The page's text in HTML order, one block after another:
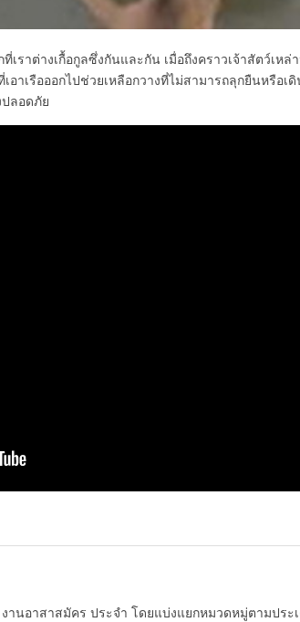
เราต่างเกื้อกูลซึ่งกันและกัน เมื่อถึงคราวเจ้าสัตว์เห
อาเรือออกไปช่วยเหลือกวางที่ไม่สามารถลุกยืนหรือเ
ลอดภัย
านอาสาสมัคร ประจำ โดยแบ่งแยกหมวดหมู่ตามปร